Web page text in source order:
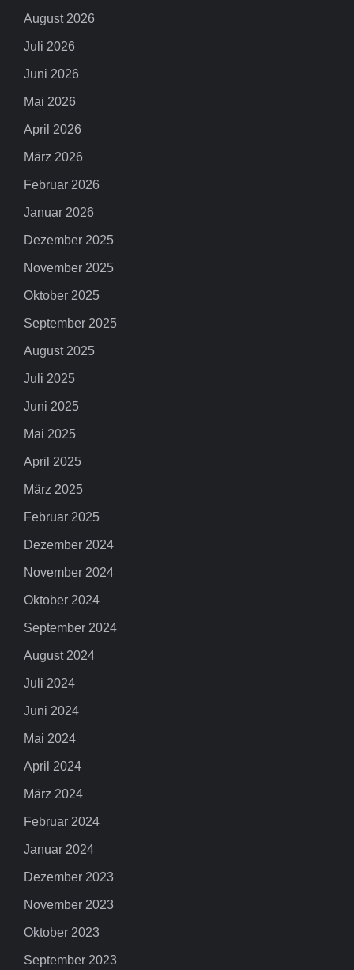
August 2026
Juli 2026
Juni 2026
Mai 2026
April 2026
März 2026
Februar 2026
Januar 2026
Dezember 2025
November 2025
Oktober 2025
September 2025
August 2025
Juli 2025
Juni 2025
Mai 2025
April 2025
März 2025
Februar 2025
Dezember 2024
November 2024
Oktober 2024
September 2024
August 2024
Juli 2024
Juni 2024
Mai 2024
April 2024
März 2024
Februar 2024
Januar 2024
Dezember 2023
November 2023
Oktober 2023
September 2023